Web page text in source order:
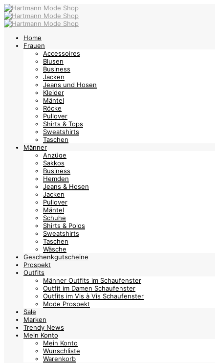
Home
Frauen
Accessoires
Blusen
Business
Jacken
Jeans und Hosen
Kleider
Mäntel
Röcke
Pullover
Shirts & Tops
Sweatshirts
Taschen
Männer
Anzüge
Sakkos
Business
Hemden
Jeans & Hosen
Jacken
Pullover
Mäntel
Schuhe
Shirts & Polos
Sweatshirts
Taschen
Wäsche
Geschenkgutscheine
Prospekt
Outfits
Männer Outfits im Schaufenster
Outfit im Damen Schaufenster
Outfits im Vis à Vis Schaufenster
Mode Prospekt
Sale
Marken
Trendy News
Mein Konto
Mein Konto
Wunschliste
Warenkorb